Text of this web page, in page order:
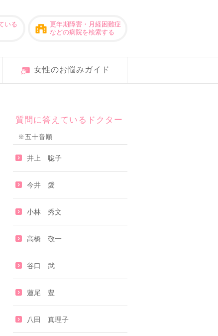
いる
更年期障害・月経困難症
などの病院を検索する
女性のお悩みガイド
質問に答えているドクター
※五十音順
井上 聡子
今井 愛
小林 秀文
高橋 敬一
谷口 武
蓮尾 豊
八田 真理子